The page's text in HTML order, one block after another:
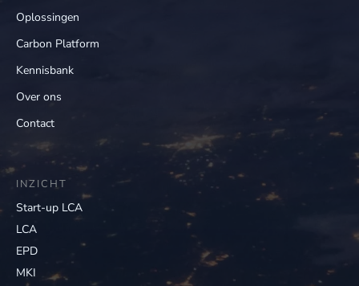
Oplossingen
Carbon Platform
Kennisbank
Over ons
Contact
INZICHT
Start-up LCA
LCA
EPD
MKI